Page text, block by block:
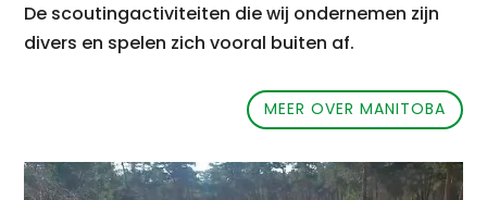
De scoutingactiviteiten die wij ondernemen zijn
divers en spelen zich vooral buiten af.
MEER OVER MANITOBA